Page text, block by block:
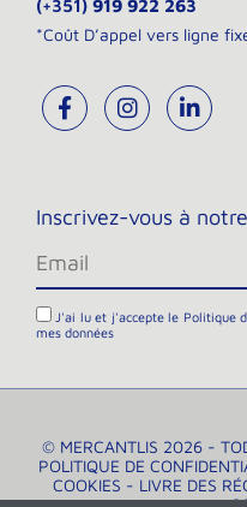
(+351) 919 922 263
*Coût D’appel vers ligne
Inscrivez-vous à
J'ai lu et j'accepte le Politique
mes données
© MERCANTLIS 2026 -
POLITIQUE DE
COOKIES - LIVRE DES